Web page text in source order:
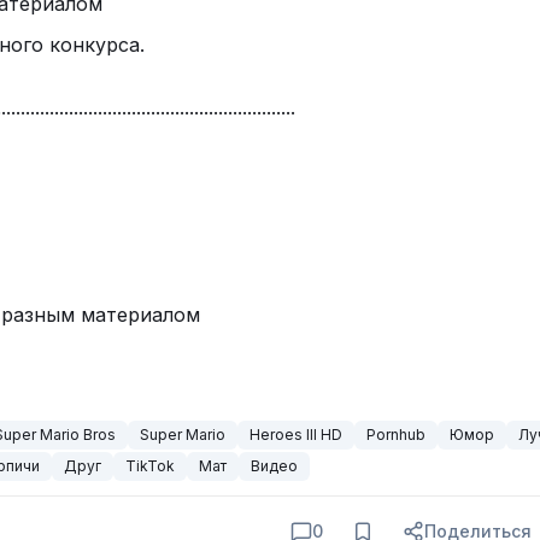
конкурса.
материалом
Mario Bros Super Mario Heroes III HD Pornhub Юмор
Друг TikTok Мат Видео
0 Поделиться